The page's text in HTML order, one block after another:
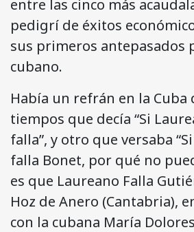
entre las cinco más
pedigrí de éxitos
sus primeros antepasados
cubano.
Había un refrán en la Cuba
tiempos que decía “Si
falla”, y otro que versaba
falla Bonet, por qué no
es que Laureano Falla
Hoz de Anero (Cantabria),
con la cubana María